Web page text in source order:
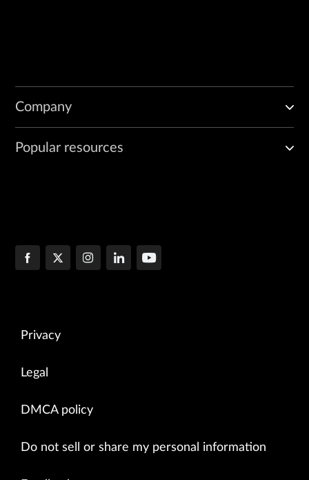
Company
Popular resources
Privacy
Legal
DMCA policy
Do not sell or share my personal information